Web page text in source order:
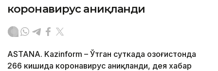
коронавирус аниқланди
ASTANA. Kazinform – Ўтган суткада Қозоғистонда
266 кишида коронавирус аниқланди, дея хабар